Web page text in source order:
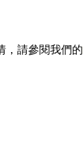
，請參閱我們的